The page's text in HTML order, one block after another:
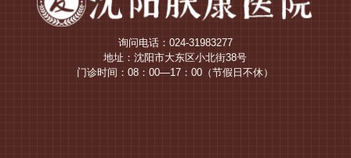
询问电话：024-31983277
地址：沈阳市大东区小北街38号
门诊时间：08：00—17：00（节假日不休）